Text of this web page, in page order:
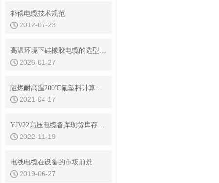
补偿电缆技术规范
2012-07-23
高温环境下硅橡胶电缆的选型与长期老化性能评估
2026-01-27
阻燃耐高温200℃氟塑料计算机电缆型号选型
2021-04-17
YJV22高压电缆备库现货库存查询
2022-11-19
电线电缆在设备的市场前景
2019-06-27